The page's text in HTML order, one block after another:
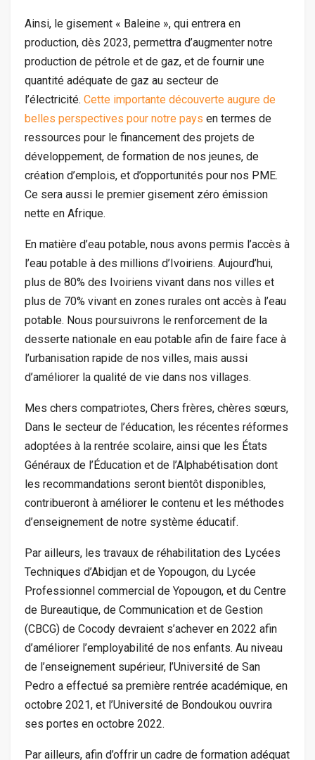
Ainsi, le gisement « Baleine », qui entrera en
production, dès 2023, permettra d’augmenter notre
production de pétrole et de gaz, et de fournir une
quantité adéquate de gaz au secteur de
l’électricité. Cette importante découverte augure de
belles perspectives pour notre pays en termes de
ressources pour le financement des projets de
développement, de formation de nos jeunes, de
création d’emplois, et d’opportunités pour nos PME.
Ce sera aussi le premier gisement zéro émission
nette en Afrique.
En matière d’eau potable, nous avons permis l’accès à
l’eau potable à des millions d’Ivoiriens. Aujourd’hui,
plus de 80% des Ivoiriens vivant dans nos villes et
plus de 70% vivant en zones rurales ont accès à l’eau
potable. Nous poursuivrons le renforcement de la
desserte nationale en eau potable afin de faire face à
l’urbanisation rapide de nos villes, mais aussi
d’améliorer la qualité de vie dans nos villages.
Mes chers compatriotes, Chers frères, chères sœurs,
Dans le secteur de l’éducation, les récentes réformes
adoptées à la rentrée scolaire, ainsi que les États
Généraux de l’Éducation et de l’Alphabétisation dont
les recommandations seront bientôt disponibles,
contribueront à améliorer le contenu et les méthodes
d’enseignement de notre système éducatif.
Par ailleurs, les travaux de réhabilitation des Lycées
Techniques d’Abidjan et de Yopougon, du Lycée
Professionnel commercial de Yopougon, et du Centre
de Bureautique, de Communication et de Gestion
(CBCG) de Cocody devraient s’achever en 2022 afin
d’améliorer l’employabilité de nos enfants. Au niveau
de l’enseignement supérieur, l’Université de San
Pedro a effectué sa première rentrée académique, en
octobre 2021, et l’Université de Bondoukou ouvrira
ses portes en octobre 2022.
Par ailleurs, afin d’offrir un cadre de formation adéquat